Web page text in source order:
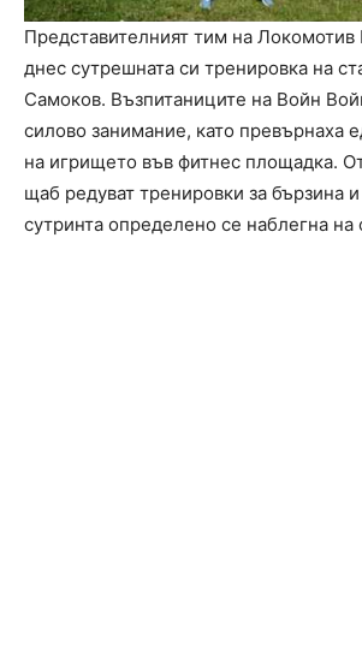
Представителният тим на
днес сутрешната си тренировка на
Самоков. Възпитаниците на Войн
силово занимание, като превърнаха
на игрището във фитнес площадка.
щаб редуват тренировки за бързина
сутринта определено се наблегна на